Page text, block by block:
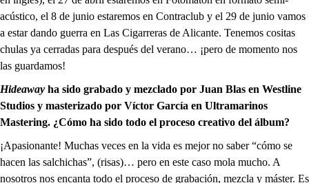
acústico, el 8 de junio estaremos en Contraclub y el 29 de junio vamos
a estar dando guerra en Las Cigarreras de Alicante. Tenemos cositas
chulas ya cerradas para después del verano… ¡pero de momento nos
las guardamos!
Hideaway ha sido grabado y mezclado por Juan Blas en Westline
Studios y masterizado por Víctor García en Ultramarinos
Mastering. ¿Cómo ha sido todo el proceso creativo del álbum?
¡Apasionante! Muchas veces en la vida es mejor no saber “cómo se
hacen las salchichas”, (risas)… pero en este caso mola mucho. A
nosotros nos encanta todo el proceso de grabación, mezcla y máster. Es